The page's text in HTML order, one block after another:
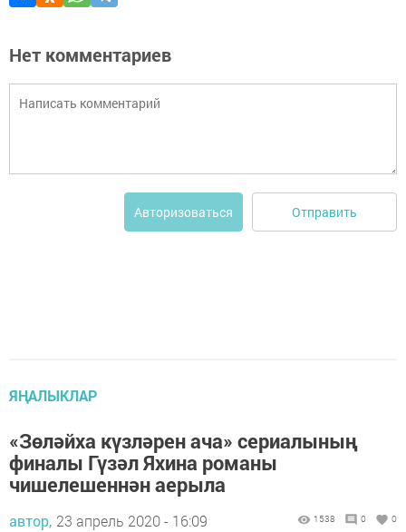
Нет комментариев
Авторизоваться Отправить
ЯҢАЛЫКЛАР
«Зөләйха күзләрен ача» сериалының
финалы Гүзәл Яхина романы
чишелешеннән аерыла
автор, 23 апрель 2020 - 16:09 1538 0 0